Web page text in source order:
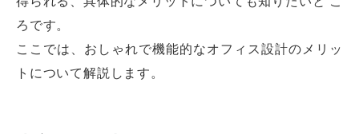
ろです。
ここでは、おしゃれで機能的なオフィス設計のメリッ
トについて解説します。